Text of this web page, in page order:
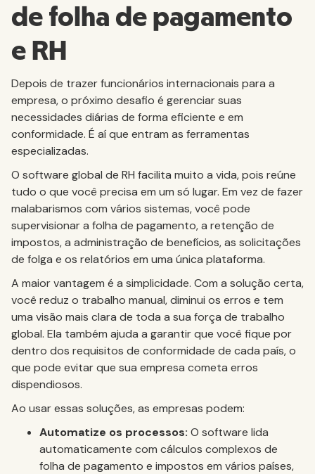
de folha de pagamento
e RH
Depois de trazer funcionários internacionais para a
empresa, o próximo desafio é gerenciar suas
necessidades diárias de forma eficiente e em
conformidade. É aí que entram as ferramentas
especializadas.
O software global de RH facilita muito a vida, pois reúne
tudo o que você precisa em um só lugar. Em vez de fazer
malabarismos com vários sistemas, você pode
supervisionar a folha de pagamento, a retenção de
impostos, a administração de benefícios, as solicitações
de folga e os relatórios em uma única plataforma.
A maior vantagem é a simplicidade. Com a solução certa,
você reduz o trabalho manual, diminui os erros e tem
uma visão mais clara de toda a sua força de trabalho
global. Ela também ajuda a garantir que você fique por
dentro dos requisitos de conformidade de cada país, o
que pode evitar que sua empresa cometa erros
dispendiosos.
Ao usar essas soluções, as empresas podem:
Automatize os processos: O software lida
automaticamente com cálculos complexos de
folha de pagamento e impostos em vários países,